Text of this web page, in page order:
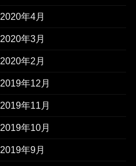
2020年4月
2020年3月
2020年2月
2019年12月
2019年11月
2019年10月
2019年9月